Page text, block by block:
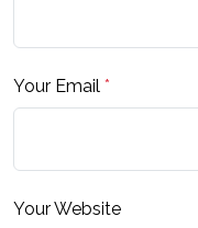
Your Email *
Your Website